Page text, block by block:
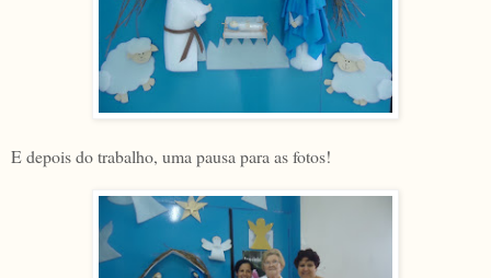
E depois do trabalho, uma pausa para as fotos!